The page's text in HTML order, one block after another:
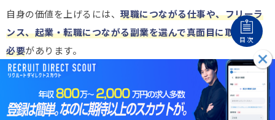
自身の価値を上げるには、 現職につながる仕事や、フリーラ
ンス、起業・転職につながる副業を選んで真面目に取り組む
必要があります。
副業おすすめランキング
目次